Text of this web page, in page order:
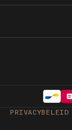
PRIVACYBELEID